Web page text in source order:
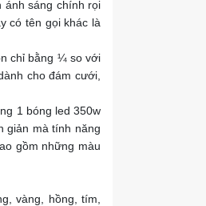
ánh sáng chính rọi
có tên gọi khác là
chỉ bằng ¼ so với
cho đám cưới,
1 bóng led 350w
giản mà tính năng
gồm những màu
vàng, hồng, tím,